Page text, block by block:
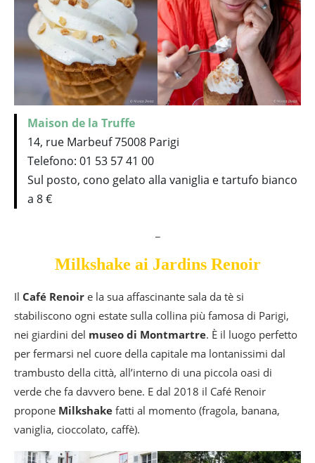
Maison de la Truffe
14, rue Marbeuf 75008 Parigi
Telefono: 01 53 57 41 00
Sul posto, cono gelato alla vaniglia e tartufo bianco
a 8 €
Milkshake ai Jardins Renoir
Il Café Renoir e la sua affascinante sala da tè si
stabiliscono ogni estate sulla collina più famosa di Parigi,
nei giardini del museo di Montmartre. È il luogo perfetto
per fermarsi nel cuore della capitale ma lontanissimi dal
trambusto della città, all’interno di una piccola oasi di
verde che fa davvero bene. E dal 2018 il Café Renoir
propone Milkshake fatti al momento (fragola, banana,
vaniglia, cioccolato, caffè).